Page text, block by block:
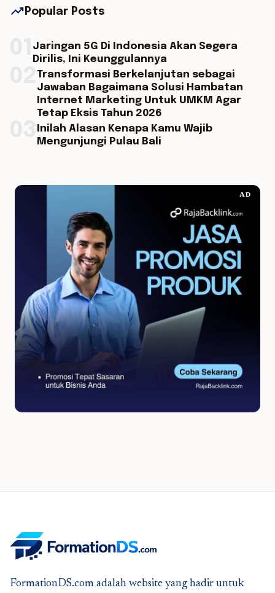
trending_up Popular Posts
Jaringan 5G Di Indonesia Akan Segera
Dirilis, Ini Keunggulannya
Transformasi Berkelanjutan sebagai
Jawaban Bagaimana Solusi Hambatan
Internet Marketing Untuk UMKM Agar
Tetap Eksis Tahun 2026
Inilah Alasan Kenapa Kamu Wajib
Mengunjungi Pulau Bali
AD
FormationDS.com adalah website yang hadir untuk